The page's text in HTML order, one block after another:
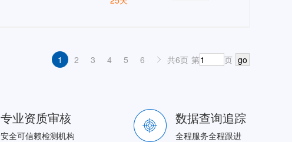
1 2 3 4 5 6 共6页 第 页 go
专业资质审核
安全可信赖检测机构
数据查询追踪
全程服务全程跟进